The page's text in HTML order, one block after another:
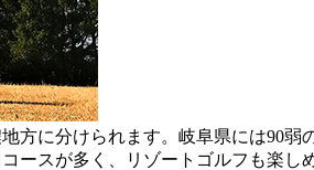
に分けられます。岐阜県には90
ースが多く、リゾートゴルフも楽